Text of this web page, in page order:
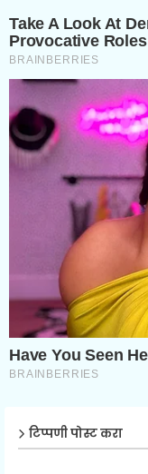
टिप्पणी पोस्ट करा